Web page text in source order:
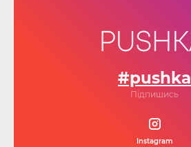
#pushka
Підпишись
Instagram